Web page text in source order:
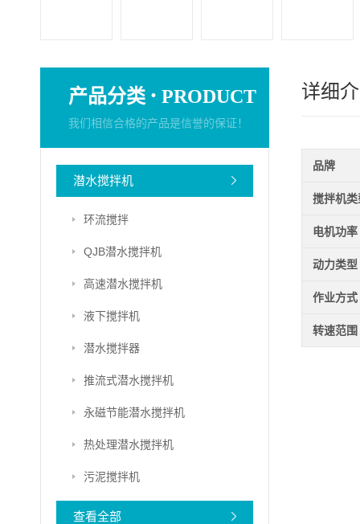
产品分类 · PRODUCT
我们相信合格的产品是信誉的保证！
潜水搅拌机
环流搅拌
QJB潜水搅拌机
高速潜水搅拌机
液下搅拌机
潜水搅拌器
推流式潜水搅拌机
永磁节能潜水搅拌机
热处理潜水搅拌机
污泥搅拌机
查看全部
详细
品牌
搅拌机类
电机功率
动力类型
作业方式
转速范围